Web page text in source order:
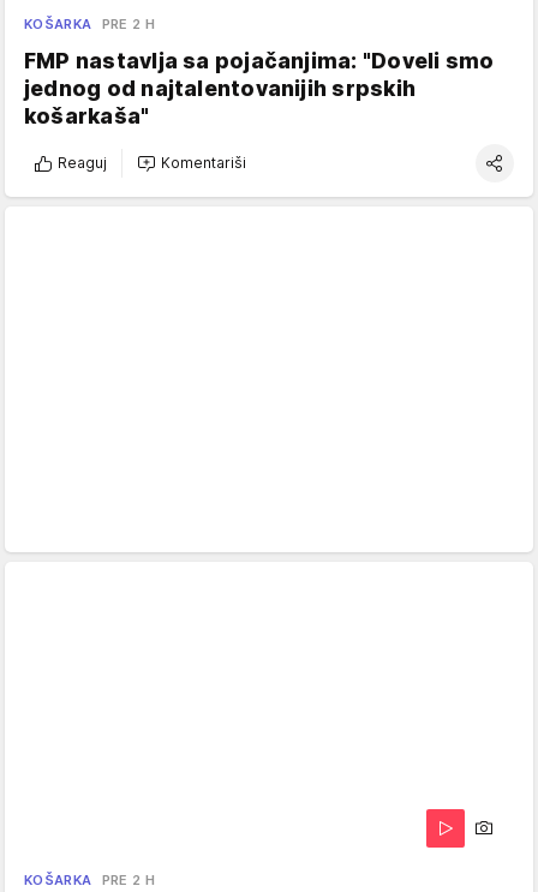
KOŠARKA PRE 2 H
FMP nastavlja sa pojačanjima: "Doveli smo
jednog od najtalentovanijih srpskih
košarkaša"
Reaguj Komentariši
KOŠARKA PRE 2 H